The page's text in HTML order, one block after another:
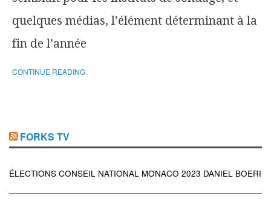
quelques médias, l’élément déterminant à la
fin de l’année
CONTINUE READING
FORKS TV
ÉLECTIONS CONSEIL NATIONAL MONACO 2023 DANIEL BOERI